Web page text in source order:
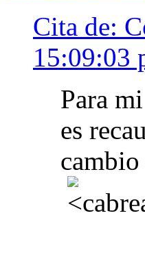
Cita de:
15:09:03
Para
es